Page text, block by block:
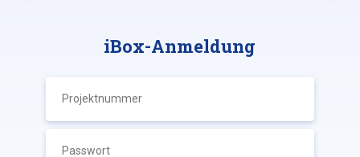
iBox-Anmeldung